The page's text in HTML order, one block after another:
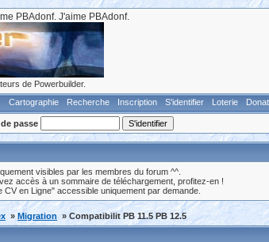
PBAdonf. J'aime PBAdonf.
de Powerbuilder.
Cartographie Recherche Inscription S'identifier Loterie
passe
visibles par les membres du forum ^^.
accès à un sommaire de téléchargement, profitez-en !
en Ligne" accessible uniquement par demande.
» Migration » Compatibilit PB 11.5 PB 12.5